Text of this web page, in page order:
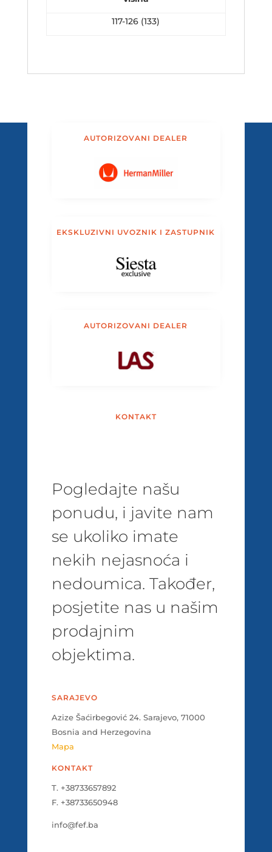
117-126 (133)
AUTORIZOVANI DEALER
EKSKLUZIVNI UVOZNIK I ZASTUPNIK
AUTORIZOVANI DEALER
KONTAKT
Pogledajte našu
ponudu, i javite nam
se ukoliko imate
nekih nejasnoća i
nedoumica. Također,
posjetite nas u našim
prodajnim
objektima.
SARAJEVO
Azize Šaćirbegović 24. Sarajevo, 71000
Bosnia and Herzegovina
Mapa
KONTAKT
T. +38733657892
F. +38733650948
info@fef.ba